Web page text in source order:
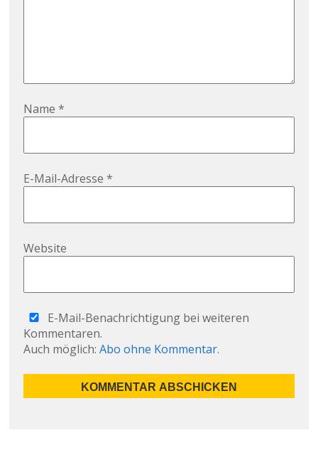
Name*
E-Mail-Adresse*
Website
E-Mail-Benachrichtigung bei weiteren
Kommentaren.
Auch möglich:Abo ohne Kommentar.